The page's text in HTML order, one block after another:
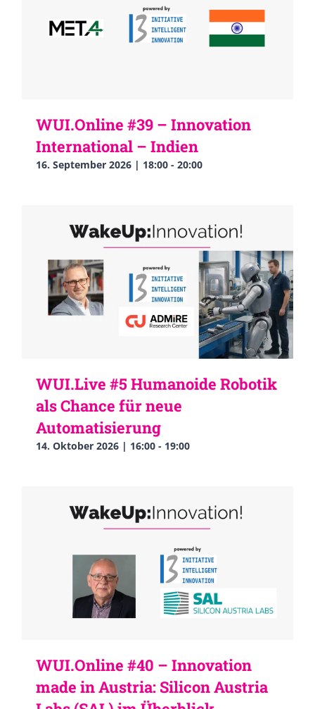
WUI.Online #39 – Innovation
International – Indien
16. September 2026 | 18:00 - 20:00
WUI.Live #5 Humanoide Robotik
als Chance für neue
Automatisierung
14. Oktober 2026 | 16:00 - 19:00
WUI.Online #40 – Innovation
made in Austria: Silicon Austria